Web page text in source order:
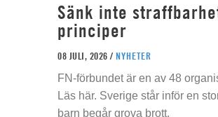
Sänk inte
principer
08 JULI, 2026 / NYHETER
FN-förbundet är en av 48
Läs här. Sverige står inför en
barn begår grova brott.